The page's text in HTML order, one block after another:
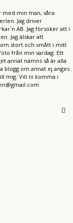
med min man, våra
Jag driver
AB. Jag försöker att i
Jag älskar att
stort och smått i mitt
från min vardag. Ett
annat nämns så är alla
blogg om annat ej anges
mig. Vill ni komma i